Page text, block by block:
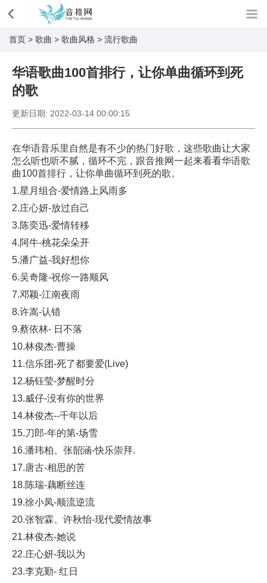
首页 > 歌曲 > 歌曲风格 > 流行歌曲
华语歌曲100首排行，让你单曲循环到死
的歌
更新日期: 2022-03-14 00:00:15
在华语音乐里自然是有不少的热门好歌，这些歌曲让大家
怎么听也听不腻，循环不完，跟音推网一起来看看华语歌
曲100首排行，让你单曲循环到死的歌。
1.星月组合-爱情路上风雨多
2.庄心妍-放过自己
3.陈奕迅-爱情转移
4.阿牛-桃花朵朵开
5.潘广益-我好想你
6.吴奇隆-祝你一路顺风
7.邓颖-江南夜雨
8.许嵩-认错
9.蔡依林- 日不落
10.林俊杰-曹操
11.信乐团-死了都要爱(Live)
12.杨钰莹-梦醒时分
13.威仔-没有你的世界
14.林俊杰--千年以后
15.刀郎-年的第-场雪
16.潘玮柏、张韶涵-快乐崇拜.
17.唐古-相思的苦
18.陈瑞-藕断丝连
19.徐小凤-顺流逆流
20.张智霖、许秋怡-现代爱情故事
21.林俊杰-她说
22.庄心妍-我以为
23.李克勤- 红日